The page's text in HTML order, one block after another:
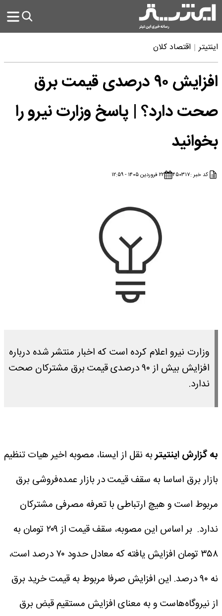
اینتیتر اقتصاد کلان
افزایش ۹۰ درصدی قیمت برق
صحت دارد؟ | پاسخ وزارت نیرو را
بخوانید
کد خبر :۴۵۰۳۱۷ ۲۲ فروردین ۱۴۰۵ - ۱۲:۵۹
وزارت نیرو اعلام کرده است که اخبار منتشر شده درباره
افزایش بیش از ۹۰ درصدی قیمت برق مشترکان صحت
ندارد.
به گزارش اینتیتربه نقل از ایسنا، مصوبه اخیر هیات تنظیم
بازار برق اساسا به سقف قیمت در بازار عمده‌فروشی برق
مربوط است و هیچ ارتباطی با تعرفه مصرفی مشترکان
ندارد.
بر اساس این مصوبه، سقف قیمت از ۲۰۹ تومان به
۳۵۸ تومان افزایش یافته که معادل حدود ۷۰ درصد است،
نه ۹۰ درصد. این افزایش صرفا مربوط به قیمت خرید برق
از نیروگاه‌هاست و به معنای افزایش مستقیم قبض برق